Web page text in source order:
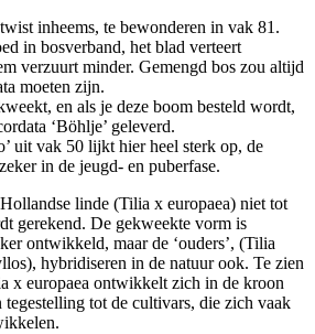
inheems, te bewonderen in vak 81.
in bosverband, het blad verteert
verzuurt minder. Gemengd bos zou altijd
moeten zijn.
en als je deze boom besteld wordt,
‘Böhlje’ geleverd.
uit vak 50 lijkt hier heel sterk op, de
in de jeugd- en puberfase.
linde (Tilia x europaea) niet tot
gerekend. De gekweekte vorm is
ontwikkeld, maar de ‘ouders’, (Tilia
hybridiseren in de natuur ook. Te zien
x europaea ontwikkelt zich in de kroon
tegestelling tot de cultivars, die zich vaak